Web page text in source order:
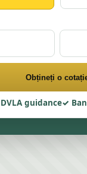
Obțineți o
DVLA guidance